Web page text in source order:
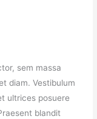
sem massa
diam. Vestibulum
ultrices posuere
blandit